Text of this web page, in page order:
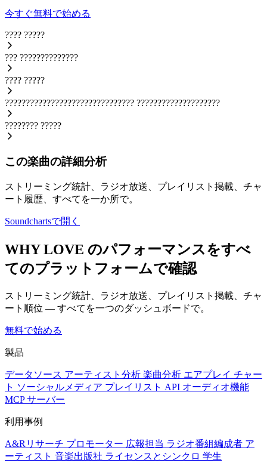
今すぐ無料で始める
???? ?????
??? ??????????????
???? ?????
??????????????????????????????? ????????????????????
???????? ?????
この楽曲の詳細分析
ストリーミング統計、ラジオ放送、プレイリスト掲載、チャ
ート履歴、すべてを一か所で。
Soundchartsで開く
WHY LOVE のパフォーマンスをすべ
てのプラットフォームで確認
ストリーミング統計、ラジオ放送、プレイリスト掲載、チャ
ート順位 — すべてを一つのダッシュボードで。
無料で始める
製品
データソース アーティスト分析 楽曲分析 エアプレイ チャー
ト ソーシャルメディア プレイリスト API オーディオ機能
MCP サーバー
利用事例
A&Rリサーチ プロモーター 広報担当 ラジオ番組編成者 ア
ーティスト 音楽出版社 ライセンスとシンクロ 学生